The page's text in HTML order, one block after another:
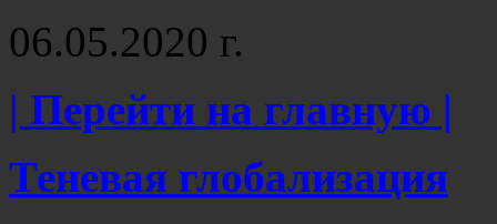
06.05.2020 г.
| Перейти на главную |
Теневая глобализация